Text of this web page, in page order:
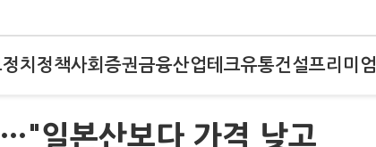
정치 정책사회 증권금융산업테크유통건설프리미엄
일본산보다 가격 낮고